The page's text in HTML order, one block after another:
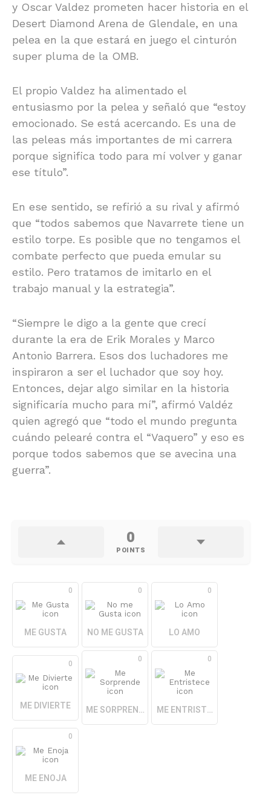
y Oscar Valdez prometen hacer historia en el
Desert Diamond Arena de Glendale, en una
pelea en la que estará en juego el cinturón
super pluma de la OMB.
El propio Valdez ha alimentado el
entusiasmo por la pelea y señaló que “estoy
emocionado. Se está acercando. Es una de
las peleas más importantes de mi carrera
porque significa todo para mí volver y ganar
ese título”.
En ese sentido, se refirió a su rival y afirmó
que “todos sabemos que Navarrete tiene un
estilo torpe. Es posible que no tengamos el
combate perfecto que pueda emular su
estilo. Pero tratamos de imitarlo en el
trabajo manual y la estrategia”.
“Siempre le digo a la gente que crecí
durante la era de Erik Morales y Marco
Antonio Barrera. Esos dos luchadores me
inspiraron a ser el luchador que soy hoy.
Entonces, dejar algo similar en la historia
significaría mucho para mí”, afirmó Valdéz
quien agregó que “todo el mundo pregunta
cuándo pelearé contra el “Vaquero” y eso es
porque todos sabemos que se avecina una
guerra”.
0
POINTS
0
ME GUSTA
0
NO ME GUSTA
0
LO AMO
0
ME DIVIERTE
0
ME SORPRENDE
0
ME ENTRISTECE
0
ME ENOJA